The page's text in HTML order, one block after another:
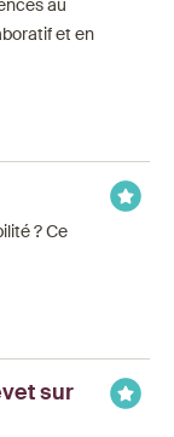
au
et en
? Ce
sur